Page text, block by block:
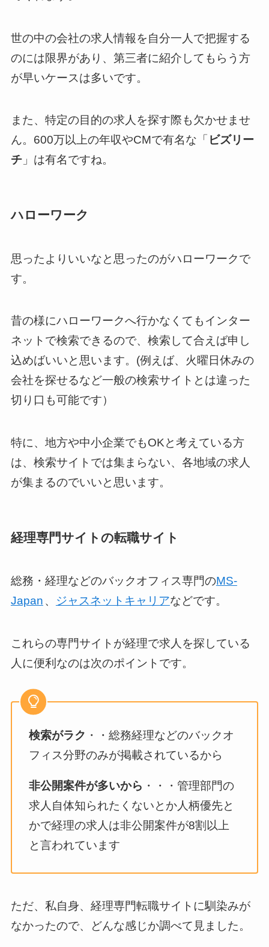
世の中の会社の求人情報を自分一人で把握する
のには限界があり、第三者に紹介してもらう方
が早いケースは多いです。
また、特定の目的の求人を探す際も欠かせませ
ん。600万以上の年収やCMで有名な「 ビズリー
チ」は有名ですね。
ハローワーク
思ったよりいいなと思ったのがハローワークで
す。
昔の様にハローワークへ行かなくてもインター
ネットで検索できるので、検索して合えば申し
込めばいいと思います。(例えば、火曜日休みの
会社を探せるなど一般の検索サイトとは違った
切り口も可能です）
特に、地方や中小企業でもOKと考えている方
は、検索サイトでは集まらない、各地域の求人
が集まるのでいいと思います。
経理専門サイトの転職サイト
総務・経理などのバックオフィス専門のMS-
Japan 、 ジャスネットキャリアなどです。
これらの専門サイトが経理で求人を探している
人に便利なのは次のポイントです。
検索がラク ・・総務経理などのバックオ
フィス分野のみが掲載されているから
非公開案件が多いから ・・・管理部門の
求人自体知られたくないとか人柄優先と
かで経理の求人は非公開案件が8割以上
と言われています
ただ、私自身、経理専門転職サイトに馴染みが
なかったので、どんな感じか調べて見ました。